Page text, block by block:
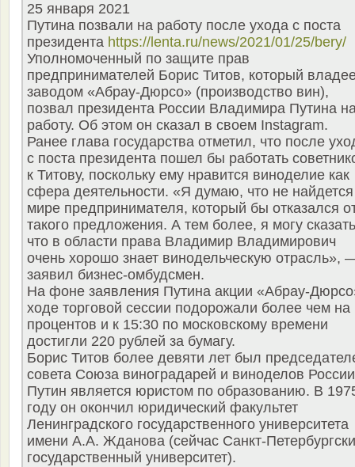
25 января 2021
Путина позвали на работу после ухода с поста
президента https://lenta.ru/news/2021/01/25/bery/
Уполномоченный по защите прав
предпринимателей Борис Титов, который
заводом «Абрау-Дюрсо» (производство вин),
позвал президента России Владимира Путина
работу. Об этом он сказал в своем Instagram.
Ранее глава государства отметил, что после
с поста президента пошел бы работать
к Титову, поскольку ему нравится виноделие как
сфера деятельности. «Я думаю, что не
мире предпринимателя, который бы отказался
такого предложения. А тем более, я могу
что в области права Владимир Владимирович
очень хорошо знает винодельческую отрасль»,
заявил бизнес-омбудсмен.
На фоне заявления Путина акции «Абрау-
ходе торговой сессии подорожали более чем на
процентов и к 15:30 по московскому времени
достигли 220 рублей за бумагу.
Борис Титов более девяти лет был
совета Союза виноградарей и виноделов
Путин является юристом по образованию. В
году он окончил юридический факультет
Ленинградского государственного университета
имени А.А. Жданова (сейчас Санкт-
государственный университет).